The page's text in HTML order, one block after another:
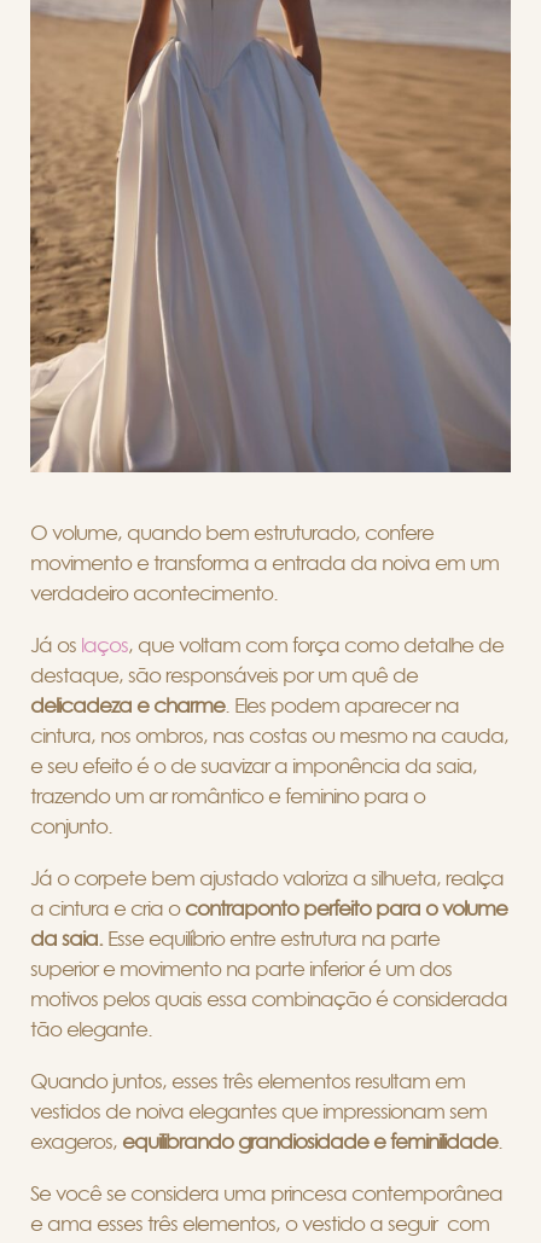
O volume, quando bem estruturado, confere
movimento e transforma a entrada da noiva em um
verdadeiro acontecimento.
Já os laços, que voltam com força como detalhe de
destaque, são responsáveis por um quê de
delicadeza e charme. Eles podem aparecer na
cintura, nos ombros, nas costas ou mesmo na cauda,
e seu efeito é o de suavizar a imponência da saia,
trazendo um ar romântico e feminino para o
conjunto.
Já o corpete bem ajustado valoriza a silhueta, realça
a cintura e cria ocontraponto perfeito para o volume
da saia. Esse equilíbrio entre estrutura na parte
superior e movimento na parte inferior é um dos
motivos pelos quais essa combinação é considerada
tão elegante.
Quando juntos, esses três elementos resultam em
vestidos de noiva elegantes que impressionam sem
exageros, equilibrando grandiosidade e feminilidade.
Se você se considera uma princesa contemporânea
e ama esses três elementos, o vestido a seguir com